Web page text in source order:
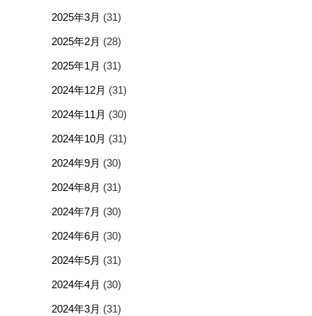
2025年3月 (31)
2025年2月 (28)
2025年1月 (31)
2024年12月 (31)
2024年11月 (30)
2024年10月 (31)
2024年9月 (30)
2024年8月 (31)
2024年7月 (30)
2024年6月 (30)
2024年5月 (31)
2024年4月 (30)
2024年3月 (31)